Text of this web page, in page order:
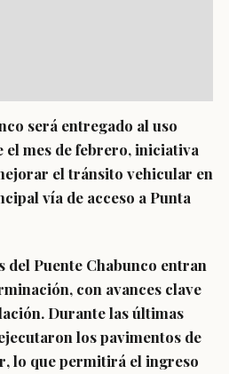
será entregado al uso
mes de febrero, iniciativa
el tránsito vehicular en
vía de acceso a Punta
del Puente Chabunco entran
, con avances clave
Durante las últimas
lospavimentos de
, lo que permitirá el ingreso